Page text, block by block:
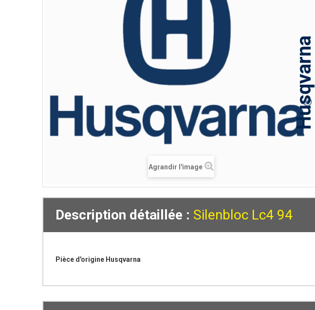
Agrandir l'image
Husqvarna
Description détaillée : Silenbloc Lc4 94
Pièce d'origine Husqvarna